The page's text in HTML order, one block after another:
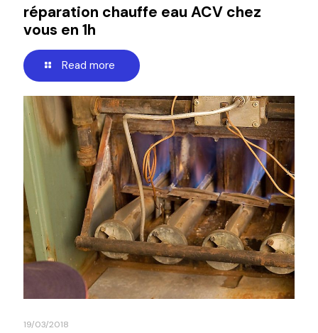
réparation chauffe eau ACV chez
vous en 1h
Read more
19/03/2018